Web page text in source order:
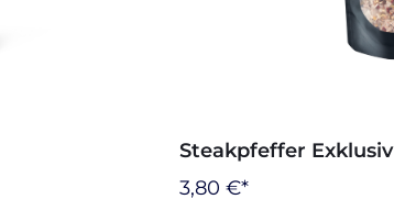
Steakpfeffer Exklusiv
3,80 €*